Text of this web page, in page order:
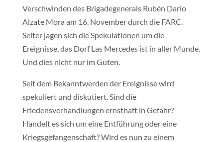
Verschwinden des Brigadegenerals Rubén Darío
Alzate Mora am 16. November durch die FARC.
Seiter jagen sich die Spekulationen um die
Ereignisse, das Dorf Las Mercedes ist in aller Munde.
Und dies nicht nur im Guten.
Seit dem Bekanntwerden der Ereignisse wird
spekuliert und diskutiert. Sind die
Friedensverhandlungen ernsthaft in Gefahr?
Handelt es sich um eine Entführung oder eine
Kriegsgefangenschaft? Wird es nun zu einem